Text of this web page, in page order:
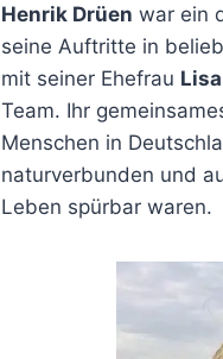
Henrik Drüen war ein
seine Auftritte in
mit seiner Ehefrau
Team. Ihr
Menschen in
naturverbunden und
Leben spürbar waren.